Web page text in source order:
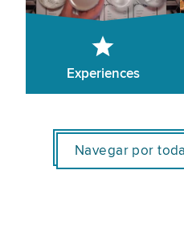
Experiences
Navegar por